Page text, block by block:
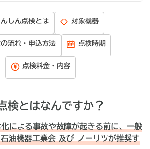
んしん点検とは 対象機器
の流れ・申込方法 点検時期
点検料金・内容
検とはなんですか？
による事故や故障が起きる前に、一般
油機器工業会 及び ノーリツが推奨す